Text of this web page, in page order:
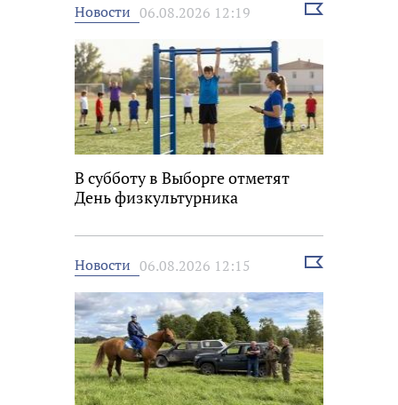
Новости 06.08.2026 12:19
Выбрать
В субботу в Выборге отметят
День физкультурника
Новости 06.08.2026 12:15
Выбрать